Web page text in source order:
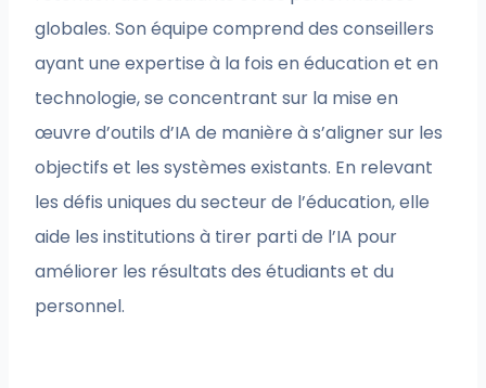
globales. Son équipe comprend des conseillers
ayant une expertise à la fois en éducation et en
technologie, se concentrant sur la mise en
œuvre d’outils d’IA de manière à s’aligner sur les
objectifs et les systèmes existants. En relevant
les défis uniques du secteur de l’éducation, elle
aide les institutions à tirer parti de l’IA pour
améliorer les résultats des étudiants et du
personnel.